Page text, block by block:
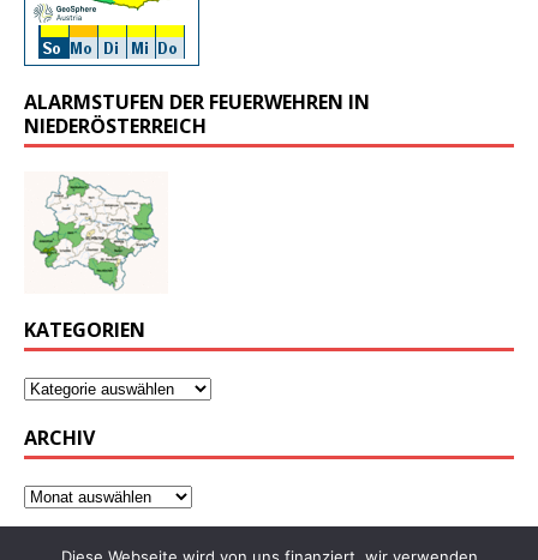
ALARMSTUFEN DER FEUERWEHREN IN
NIEDERÖSTERREICH
KATEGORIEN
ARCHIV